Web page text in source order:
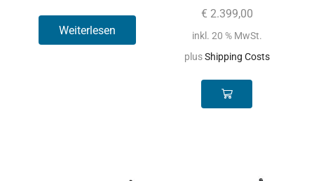
Weiterlesen
€ 2.399,00
inkl. 20 % MwSt.
plusShipping Costs